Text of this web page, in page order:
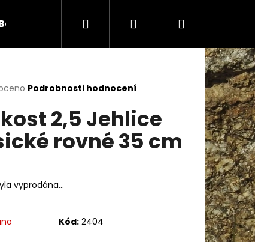
Háčky Duté vlákno
Hledat PřihlášeníNákupní
košík
Podrobnosti hodnocení
2,5 Jehlice
rovné 35 cm
vyprodána…
Kód: 2404